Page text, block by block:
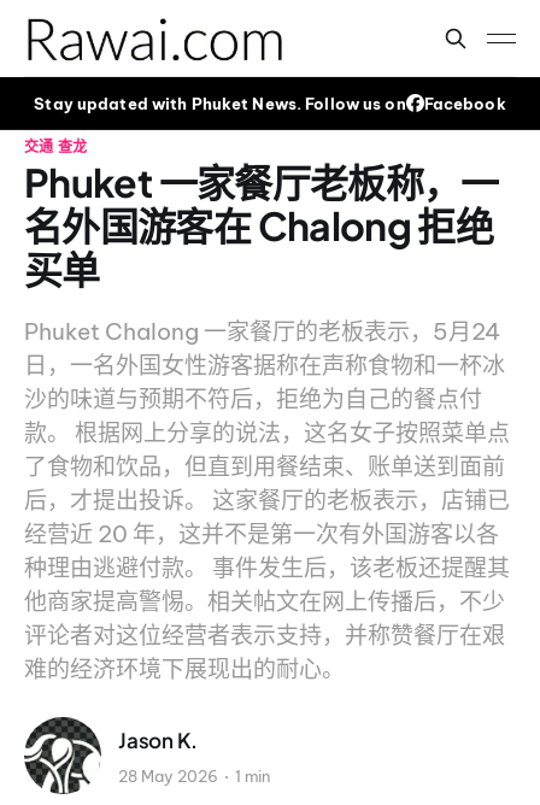
Stay updated with Phuket News. Follow us on Facebook
交通 查龙
Phuket 一家餐厅老板称，一
名外国游客在 Chalong 拒绝
买单
Phuket Chalong 一家餐厅的老板表示，5月24
日，一名外国女性游客据称在声称食物和一杯冰
沙的味道与预期不符后，拒绝为自己的餐点付
款。 根据网上分享的说法，这名女子按照菜单点
了食物和饮品，但直到用餐结束、账单送到面前
后，才提出投诉。 这家餐厅的老板表示，店铺已
经营近 20 年，这并不是第一次有外国游客以各
种理由逃避付款。 事件发生后，该老板还提醒其
他商家提高警惕。相关帖文在网上传播后，不少
评论者对这位经营者表示支持，并称赞餐厅在艰
难的经济环境下展现出的耐心。
Jason K.
28 May 2026 1 min